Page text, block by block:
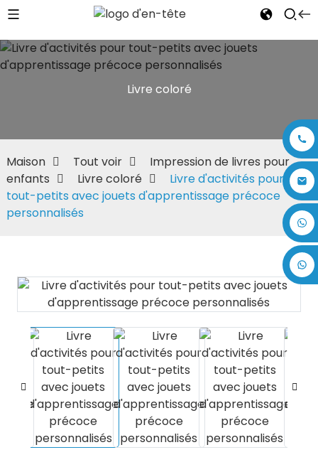
Livre coloré
Maison Tout voir
Impression de livres pour
enfants
Livre coloré
Livre d'activités pour
tout-petits avec jouets d'apprentissage précoce
personnalisés